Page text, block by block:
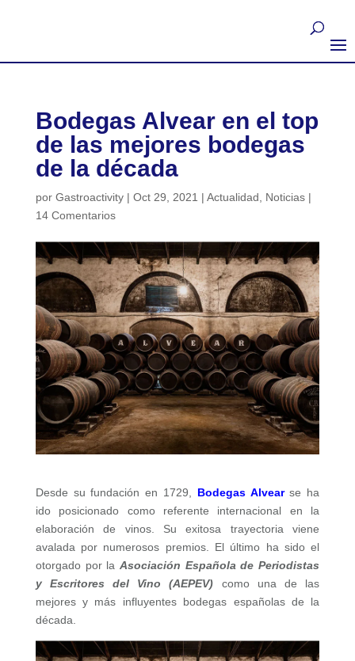
Bodegas Alvear en el top
de las mejores bodegas
de la década
por Gastroactivity| Oct 29, 2021 | Actualidad Noticias|
14 Comentarios
Desde su fundación en 1729, Bodegas Alvearse ha
ido posicionado como referente internacional en la
elaboración de vinos. Su exitosa trayectoria viene
avalada por numerosos premios. El último ha sido el
otorgado por la Asociación Española de Periodistas
y Escritores del Vino (AEPEV)
como una de las
mejores y más influyentes bodegas españolas de la
década.